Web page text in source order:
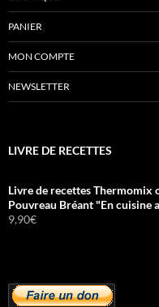
PANIER
MON COMPTE
NEWSLETTER
LIVRE DE RECETTES
Livre de recettes Thermomix
Pouvreau Bréant "En cuisine
9,90€